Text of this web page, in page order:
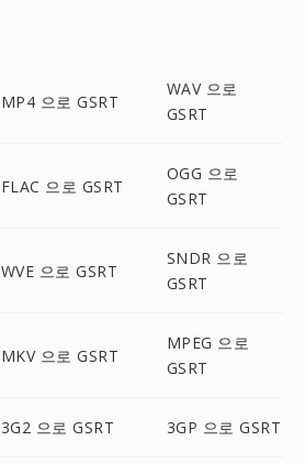
MP4 으로 GSRT
WAV 으로
GSRT
FLAC 으로 GSRT
OGG 으로
GSRT
WVE 으로 GSRT
SNDR 으로
GSRT
MKV 으로 GSRT
MPEG 으로
GSRT
3G2 으로 GSRT 3GP 으로 GSRT